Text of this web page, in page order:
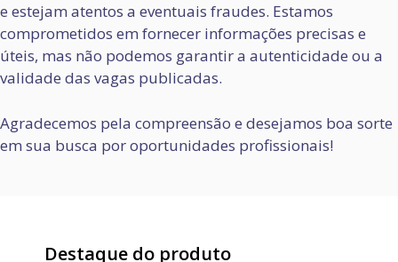
e estejam atentos a eventuais fraudes. Estamos
comprometidos em fornecer informações precisas e
úteis, mas não podemos garantir a autenticidade ou a
validade das vagas publicadas.
Agradecemos pela compreensão e desejamos boa sorte
em sua busca por oportunidades profissionais!
Destaque do produto